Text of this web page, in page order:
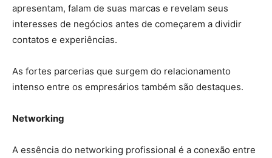
apresentam, falam de suas marcas e revelam seus
interesses de negócios antes de começarem a dividir
contatos e experiências.
As fortes parcerias que surgem do relacionamento
intenso entre os empresários também são destaques.
Networking
A essência do networking profissional é a conexão entre